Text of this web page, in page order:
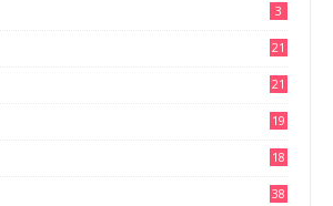
3
21
21
19
18
38